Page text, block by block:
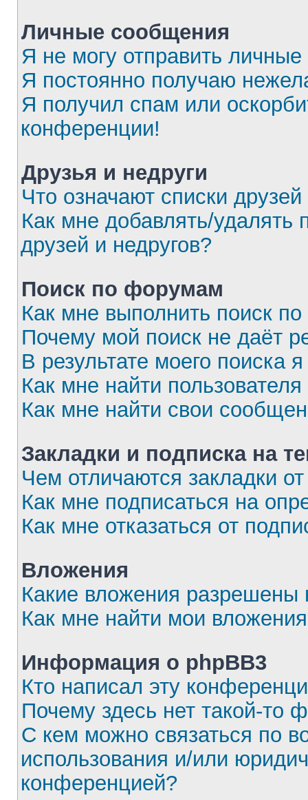
Личные сообщения
Я не могу отправить
Я постоянно получаю
Я получил спам или
конференции!
Друзья и недруги
Что означают списки друзей
Как мне добавлять/удалять
друзей и недругов?
Поиск по форумам
Как мне выполнить поиск
Почему мой поиск не даёт
В результате моего поиска
Как мне найти
Как мне найти свои
Закладки и подписка на
Чем отличаются закладки
Как мне подписаться на
Как мне отказаться от
Вложения
Какие вложения разрешены
Как мне найти мои
Информация о phpBB3
Кто написал эту
Почему здесь нет такой-то
С кем можно связаться по
использования и/или
конференцией?